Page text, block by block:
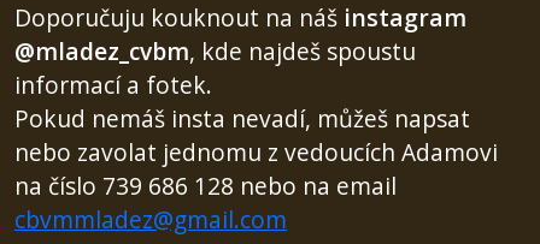
Doporučuju kouknout na náš instagram
@mladez_cvbm, kde najdeš spoustu
informací a fotek.
Pokud nemáš insta nevadí, můžeš napsat
nebo zavolat jednomu z vedoucích Adamovi
na číslo 739 686 128 nebo na email
cbvmmladez@gmail.com